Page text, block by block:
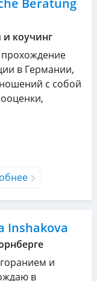
Beratung
коучинг
в Германии,
с собой
Inshakova
и
в